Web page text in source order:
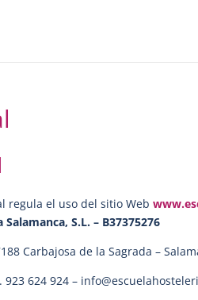
regula el uso del sitio Web
S.L. – B37375276
Carbajosa de la Sagrada –
923 624 924 –